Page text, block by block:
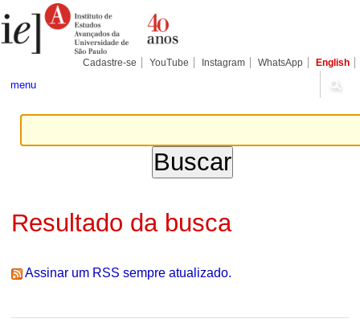
para
conteúdo.
Pessoais
Cadastre-se YouTube Instagram WhatsApp English
menu
Resultado da busca
Assinar um RSS sempre atualizado.